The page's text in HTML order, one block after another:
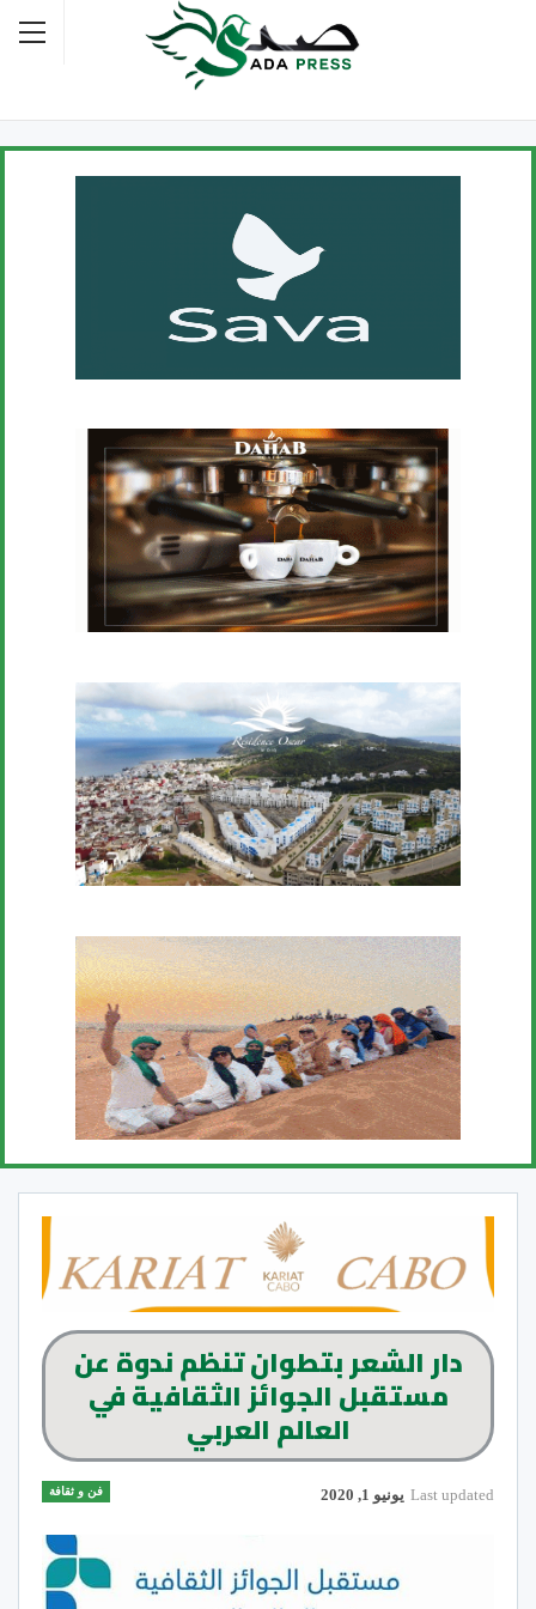
دار الشعر بتطوان تنظم ندوة عن
مستقبل الجوائز الثقافية في
العالم العربي
فن و ثقافة Last updated يونيو 1, 2020